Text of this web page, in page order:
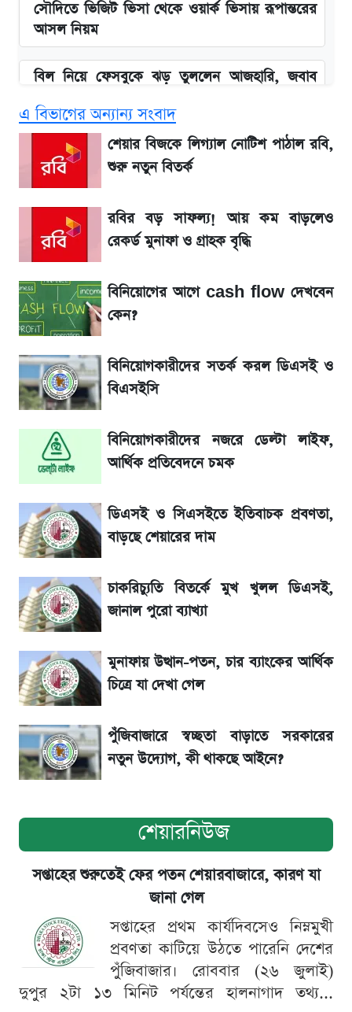
সৌদিতে ভিজিট ভিসা থেকে ওয়ার্ক ভিসায় রূপান্তরের
আসল নিয়ম
বিল নিয়ে ফেসবুকে ঝড় তুললেন আজহারি, জবাব
আগামী ৪ দিনের আবহাওয়া নিয়ে বড় সতর্কবার্তা
বাংলাদেশ নিয়ে যা বললেন সজীব ওয়াজেদ জয়
লিটনকে নিয়ে টিম ম্যানেজমেন্টের নতুন পরিকল্পনা
২ লাখ মানুষ অপেক্ষায়, কিন্তু দেখা গেল না শেখ
হাসিনাকে! এরপর যা ঘটল...
আগামীকালই স্পষ্ট হবে এসএসসি ফল প্রকাশের
তারিখ
ফারহানা
লাফিয়ে বাড়ল স্বর্ণের দাম, এক মাসের মধ্যে সর্বোচ্চ
রেকর্ড
৬ আগস্ট দেশের বাজারে স্বর্ণের দাম
শেখ হাসিনার বক্তব্য ঘিরে ভারতকে কড়া বার্তা
বাংলাদেশের
সাকিবের বাড়িতে হামলা নিয়ে মুখ খুললেন দিলীপ
ঘোষ
এ বিভাগের অন্যান্য সংবাদ
শেয়ার বিজকে লিগ্যাল নোটিশ পাঠাল রবি,
শুরু নতুন বিতর্ক
রবির বড় সাফল্য! আয় কম বাড়লেও
রেকর্ড মুনাফা ও গ্রাহক বৃদ্ধি
বিনিয়োগের আগে cash flow দেখবেন
কেন?
বিনিয়োগকারীদের সতর্ক করল ডিএসই ও
বিএসইসি
বিনিয়োগকারীদের নজরে ডেল্টা লাইফ,
আর্থিক প্রতিবেদনে চমক
ডিএসই ও সিএসইতে ইতিবাচক প্রবণতা,
বাড়ছে শেয়ারের দাম
চাকরিচ্যুতি বিতর্কে মুখ খুলল ডিএসই,
জানাল পুরো ব্যাখ্যা
মুনাফায় উত্থান-পতন, চার ব্যাংকের আর্থিক
চিত্রে যা দেখা গেল
পুঁজিবাজারে স্বচ্ছতা বাড়াতে সরকারের
নতুন উদ্যোগ, কী থাকছে আইনে?
শেয়ারনিউজ
সপ্তাহের শুরুতেই ফের পতন শেয়ারবাজারে, কারণ যা
জানা গেল
সপ্তাহের প্রথম কার্যদিবসেও নিম্নমুখী
প্রবণতা কাটিয়ে উঠতে পারেনি দেশের
পুঁজিবাজার। রোববার (২৬ জুলাই)
দুপুর ২টা ১৩ মিনিট পর্যন্তের হালনাগাদ তথ্য...